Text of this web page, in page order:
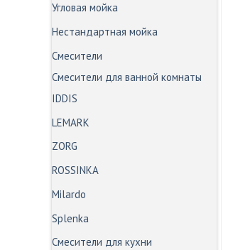
Угловая мойка
Нестандартная мойка
Смесители
Смесители для ванной комнаты
IDDIS
LEMARK
ZORG
ROSSINKA
Milardo
Splenka
Смесители для кухни